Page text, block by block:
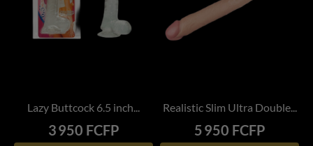
Lazy Buttcock 6.5 inch...
Prix
3 950 FCFP
Realistic Slim Ultra Double...
Prix
5 950 FCFP